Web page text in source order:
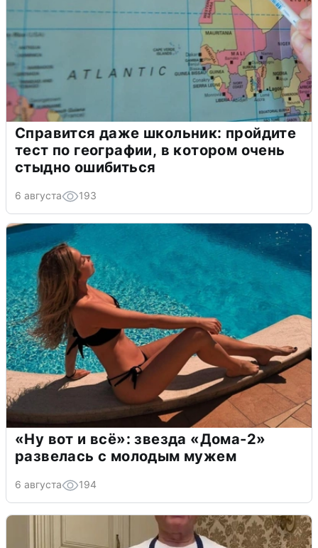
Справится даже школьник: пройдите
тест по географии, в котором очень
стыдно ошибиться
6 августа 193
«Ну вот и всё»: звезда «Дома-2»
развелась с молодым мужем
6 августа 194